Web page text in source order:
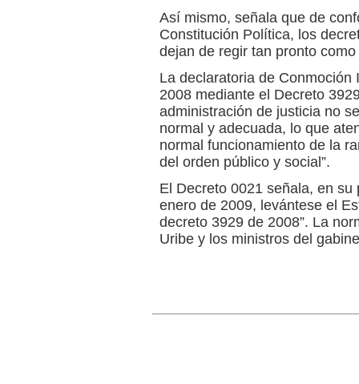
Así mismo, señala que de
Constitución Política, los
dejan de regir tan pronto
La declaratoria de
2008 mediante el Decreto
administración de justicia no
normal y adecuada, lo que
normal funcionamiento de la
del orden público y social”.
El Decreto 0021 señala, en su
enero de 2009, levántese el
decreto 3929 de 2008”. La
Uribe y los ministros del